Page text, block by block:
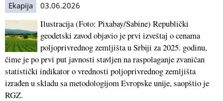
Ekapija 03.06.2026
Ilustracija (Foto: Pixabay/Sabine) Republički
geodetski zavod objavio je prvi izveštaj o cenama
poljoprivrednog zemljišta u Srbiji za 2025. godinu,
čime je po prvi put javnosti stavljen na raspolaganje zvaničan
statistički indikator o vrednosti poljoprivrednog zemljišta
izrađen u skladu sa metodologijom Evropske unije, saopštio je
RGZ.